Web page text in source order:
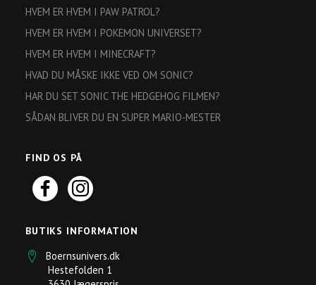
HVEM ER HVEM I PAW PATROL?
HVEM ER HVEM I POKEMON UNIVERSET?
HVEM ER HVEM I MINECRAFT?
HVAD DU MÅSKE IKKE VED OM SONIC?
HAR DU SET SONIC THE HEDGEHOG FILMEN?
SÅDAN BLIVER DU EN SUPER MARIO-MESTER
FIND OS PÅ
BUTIKS INFORMATION
Boernsunivers.dk
Hestefolden 1